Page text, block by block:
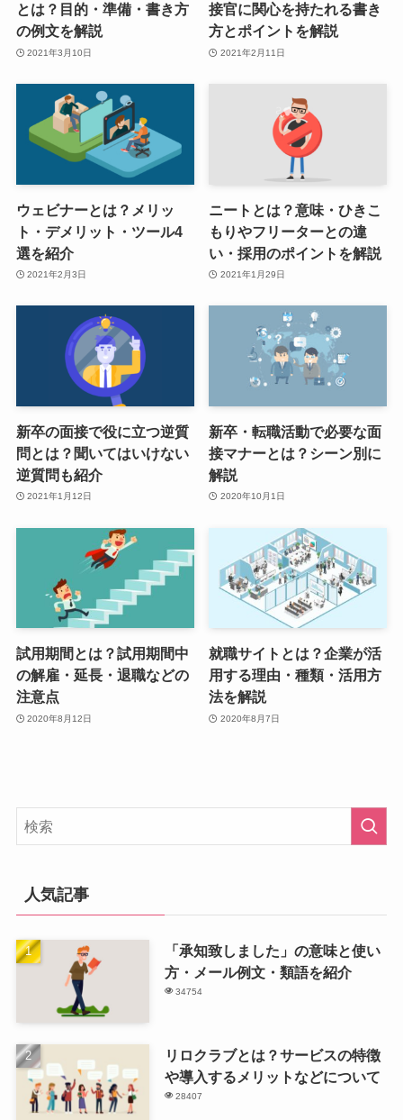
とは？目的・準備・書き方
の例文を解説
2021年3月10日
接官に関心を持たれる書き
方とポイントを解説
2021年2月11日
ウェビナーとは？メリッ
ト・デメリット・ツール4
選を紹介
2021年2月3日
ニートとは？意味・ひきこ
もりやフリーターとの違
い・採用のポイントを解説
2021年1月29日
新卒の面接で役に立つ逆質
問とは？聞いてはいけない
逆質問も紹介
2021年1月12日
新卒・転職活動で必要な面
接マナーとは？シーン別に
解説
2020年10月1日
試用期間とは？試用期間中
の解雇・延長・退職などの
注意点
2020年8月12日
就職サイトとは？企業が活
用する理由・種類・活用方
法を解説
2020年8月7日
人気記事
「承知致しました」の意味と使い
方・メール例文・類語を紹介
34754
リロクラブとは？サービスの特徴
や導入するメリットなどについて
28407